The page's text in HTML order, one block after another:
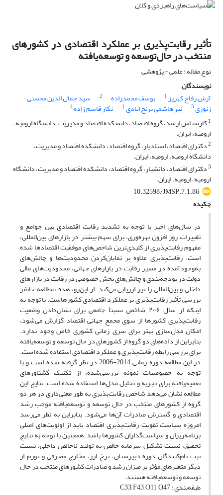
تأثیر رقابت‌پذیری بر عملکرد اقتصادی در کشورهای
منتخب در حال‌توسعه و توسعه‌یافته
نوع مقاله : علمی - پژوهشی
نویسندگان
آرش رفاح کهریز1 یوسف محمدزاده 2 سید جمال الدین محسنی
زنوزی3 نیر هاشمی برنج ابادی1 نگار قاسم زاده1
1کارشناس ارشد، گروه اقتصاد، دانشکده اقتصاد و مدیریت، دانشگاه ارومیه،
ارومیه، ایران.
2دکترای اقتصاد، استادیار، گروه اقتصاد، دانشکده اقتصاد و مدیریت،
دانشگاه ارومیه، ارومیه، ایران.
3دکترای اقتصاد، دانشیار، گروه اقتصاد، دانشکده اقتصاد و مدیریت، دانشگاه
ارومیه، ارومیه، ایران.
10.32598/JMSP.7.1.86
چکیده
در سال‌های اخیر با توجه به تشدید رقابت اقتصادی بین جوامع و
تغییرات روز افزون بهره‌وری، برای سهم بیشتر در بازارهای بین‌المللی،
مفهوم رقابت‌پذیری از کلیدی‌ترین شاخص‌های موفقیت اقتصادها شده
است. رقابت‌پذیری علاوه بر نمایان‌کردن محدودیت‌ها و چالش‌های
به‌وجود‌آمده در مسیر رقابت در بازارهای جهانی، محدودیت‌های مالی
دولت در بودجه‌بندی و چالش‌های بخش خصوصی در رقابت در بازارهای
داخلی و بین‌المللی را نیز ارزیابی می‌کند. از این‌رو، هدف مطالعه حاضر
بررسی تأثیر رقابت‌پذیری بر عملکرد اقتصادی کشورهاست. با توجه به
اینکه از سال ۲۰۰۶ شاخص نسبتاً جامعی برای نشان‌دادن وضعیت
رقابت‌پذیری کشورها از سوی مجمع جهانی اقتصاد گزارش می‌شود،
امکان مدل‌سازی بهتر برای سری زمانی کشوری خاص وجود ندارد.
بنابراین از داده‌های دو گروه از کشورهای در حال توسعه و توسعه‌یافته
برای بررسی رابطه رقابت‌پذیری و عملکرد اقتصادی استفاده شده است.
در این مطالعه دوره زمانی 2014-2006 در نظر گرفته شده است و با
توجه به خصوصیات نمونه بررسی‌شده، از تکنیک گشتاورهای
تعمیم‌یافته برای تجزیه و تحلیل مدل‌ها استفاده شده است. نتایج این
مطالعه نشان می‌دهد شاخص رقابت‌پذیری به طور معنی‌داری در هر دو
گروه از کشورهای منتخب در حال توسعه و توسعه‌یافته موجب رشد
اقتصادی و گسترش صادرات آن‌ها می‌شود. بنابراین به نظر می‌رسد
امروزه سیاست تقویت رقابت‌پذیری اقتصاد باید از اولویت‌های اصلی
برنامه‌ریزان و سیاست‌گذاران کشورها باشد. همچنین با توجه به نتایج
تحقیق، نسبت تشکیل سرمایه خالص به تولید ناخالص داخلی، نسبت
ثبت نام‌کنندگان دوره دبیرستان، نرخ ارز، مخارج مصرفی و تورم از
دیگر متغیرهای مؤثر بر میزان رشد و صادرات کشورهای منتخب در حال
توسعه و توسعه‌یافته هستند.
طبقه‌بندی : C33, F43, O11, O47